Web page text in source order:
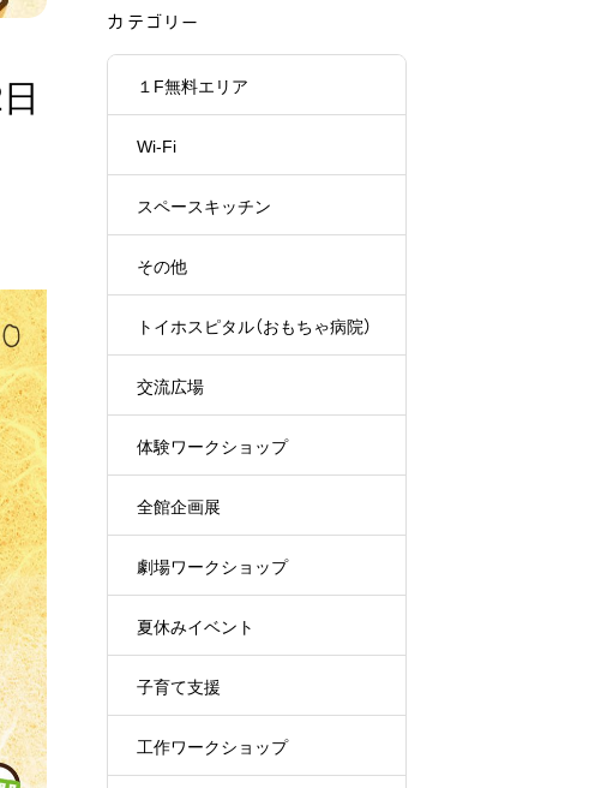
カテゴリー
１F無料エリア
Wi-Fi
スペースキッチン
その他
トイホスピタル（おもちゃ病院）
交流広場
体験ワークショップ
全館企画展
劇場ワークショップ
夏休みイベント
子育て支援
工作ワークショップ